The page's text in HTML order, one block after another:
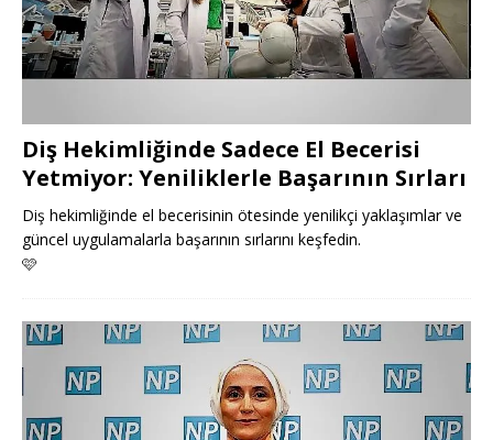
Diş Hekimliğinde Sadece El Becerisi
Yetmiyor: Yeniliklerle Başarının Sırları
Diş hekimliğinde el becerisinin ötesinde yenilikçi yaklaşımlar ve
güncel uygulamalarla başarının sırlarını keşfedin.
🩷